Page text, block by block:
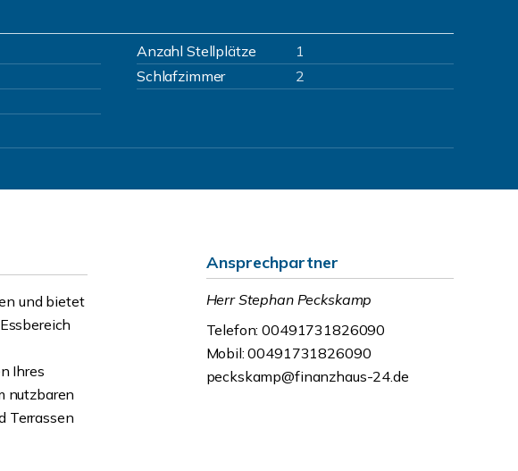
Anzahl Stellplätze
1
Schlafzimmer
2
und bietet
Ihres
nutzbaren
Terrassen
Ansprechpartner
Herr Stephan Peckskamp
Telefon: 00491731826090
Mobil: 00491731826090
peckskamp@finanzhaus-24.de